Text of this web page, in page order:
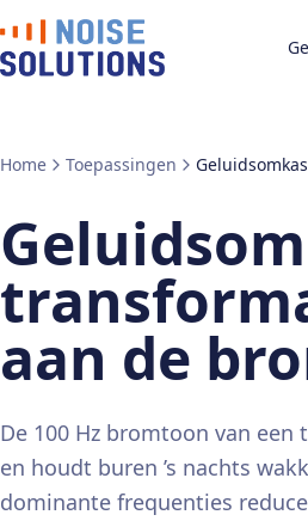
Home Toepassingen
aan de
De 100 Hz bromtoon van
en houdt buren ’s nachts
dominante frequenties